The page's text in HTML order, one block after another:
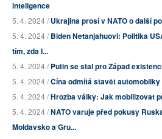
inteligence
5. 4. 2024 /Ukrajina prosí v NATO o další
5. 4. 2024 /Biden Netanjahuovi: Politika
tím, zda I...
5. 4. 2024 /Putin se stal pro Západ
5. 4. 2024 /Čína odmítá stavět
5. 4. 2024 /Hrozba války: Jak mobilizovat
5. 4. 2024 /NATO varuje před pokusy
Moldavsko a Gru...